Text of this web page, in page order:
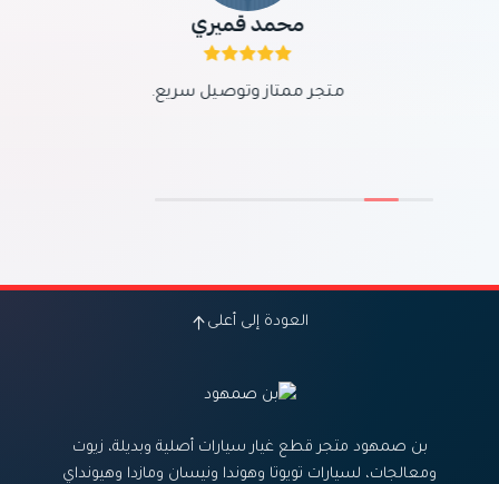
محمد قميري
متجر ممتاز وتوصيل سريع.
العودة إلى أعلى
بن صمهود متجر قطع غيار سيارات أصلية وبديلة، زيوت
ومعالجات، لسيارات تويوتا وهوندا ونيسان ومازدا وهيونداي